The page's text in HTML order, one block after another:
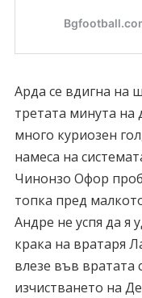
Арда се вдигна на
третата минута на
много куриозен
намеса на
Чинонзо Офор
топка пред
Андре не успя да я
крака на вратаря
влезе във вратата
изчистването на